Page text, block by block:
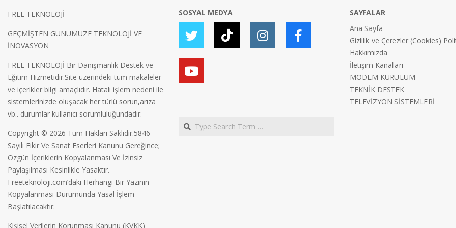
FREE TEKNOLOJİ
GEÇMİŞTEN GÜNÜMÜZE TEKNOLOJİ VE
İNOVASYON
FREE TEKNOLOJİ Bir Danışmanlık Destek ve
Eğitim Hizmetidir.Site üzerindeki tüm makaleler
ve içerikler bilgi amaçlıdır. Hatalı işlem nedeni ile
sistemlerinizde oluşacak her türlü sorun,arıza
vb.. durumlar kullanıcı sorumluluğundadır.
Copyright © 2026 Tüm Hakları Saklıdır.5846
Sayılı Fikir Ve Sanat Eserleri Kanunu Gereğince;
Özgün İçeriklerin Kopyalanması Ve İzinsiz
Paylaşılması Kesinlikle Yasaktır.
Freeteknoloji.com’daki Herhangi Bir Yazının
Kopyalanması Durumunda Yasal İşlem
Başlatılacaktır.
Kişisel Verilerin Korunması Kanunu (KVKK)
SOSYAL MEDYA
Search
SAYFALAR
Ana Sayfa
Gizlilik ve Çerezler (Cookies)
Hakkımızda
İletişim Kanalları
MODEM KURULUM
TEKNİK DESTEK
TELEVİZYON SİSTEMLERİ